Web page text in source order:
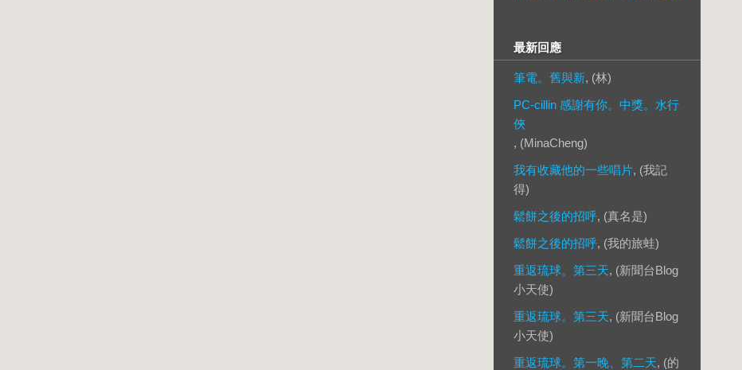
最新回應
筆電。舊與新, (林)
PC-cillin 感謝有你。中獎。水行
俠
, (MinaCheng)
我有收藏他的一些唱片, (我記
得)
鬆餅之後的招呼, (真名是)
鬆餅之後的招呼, (我的旅蛙)
重返琉球。第三天, (新聞台Blog
小天使)
重返琉球。第三天, (新聞台Blog
小天使)
重返琉球。第一晚、第二天, (的